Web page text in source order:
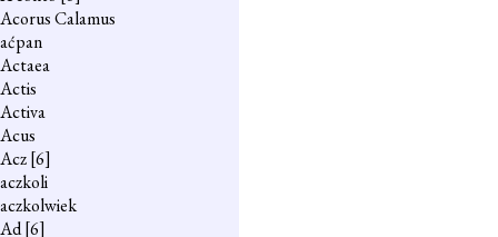
Acorus Calamus
aćpan
Actaea
Actis
Activa
Acus
Acz[6]
aczkoli
aczkolwiek
Ad[6]